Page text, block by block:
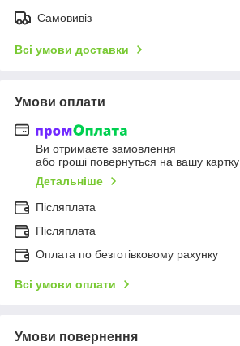
Самовивіз
Всі умови доставки
Умови оплати
Ви отримаєте замовлення
або гроші повернуться на вашу картку
Детальніше
Післяплата
Післяплата
Оплата по безготівковому рахунку
Всі умови оплати
Умови повернення